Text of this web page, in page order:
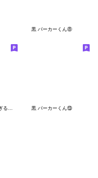
黒 パーカーくん⑧
黒 パーカーくん⑬